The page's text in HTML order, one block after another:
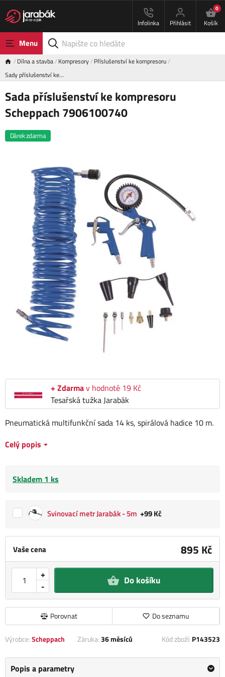
Infolinka Přihlásit
0
Košík
Menu
Dílna a stavba Kompresory Příslušenství ke kompresoru
Sady příslušenství ke…
Sada příslušenství ke kompresoru
Scheppach 7906100740
Dárek zdarma
+ Zdarmav hodnotě 19 Kč
Tesařská tužka Jarabák
Vaše cena 895 Kč
-
+ Do košíku
Porovnat Do seznamu
Pneumatická multifunkční sada 14 ks, spirálová hadice 10 m.
Celý popis
Skladem 1 ks
Svinovací metr Jarabák - 5m +99 Kč
Výrobce:Scheppach Záruka:36 měsíců Kód zboží: P143523
Popis a parametry